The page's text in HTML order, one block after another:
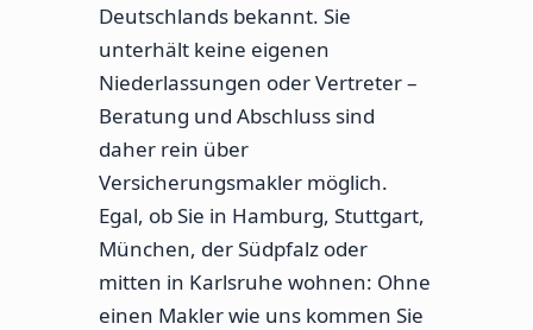
Deutschlands bekannt. Sie
unterhält keine eigenen
Niederlassungen oder Vertreter –
Beratung und Abschluss sind
daher rein über
Versicherungsmakler möglich.
Egal, ob Sie in Hamburg, Stuttgart,
München, der Südpfalz oder
mitten in Karlsruhe wohnen: Ohne
einen Makler wie uns kommen Sie